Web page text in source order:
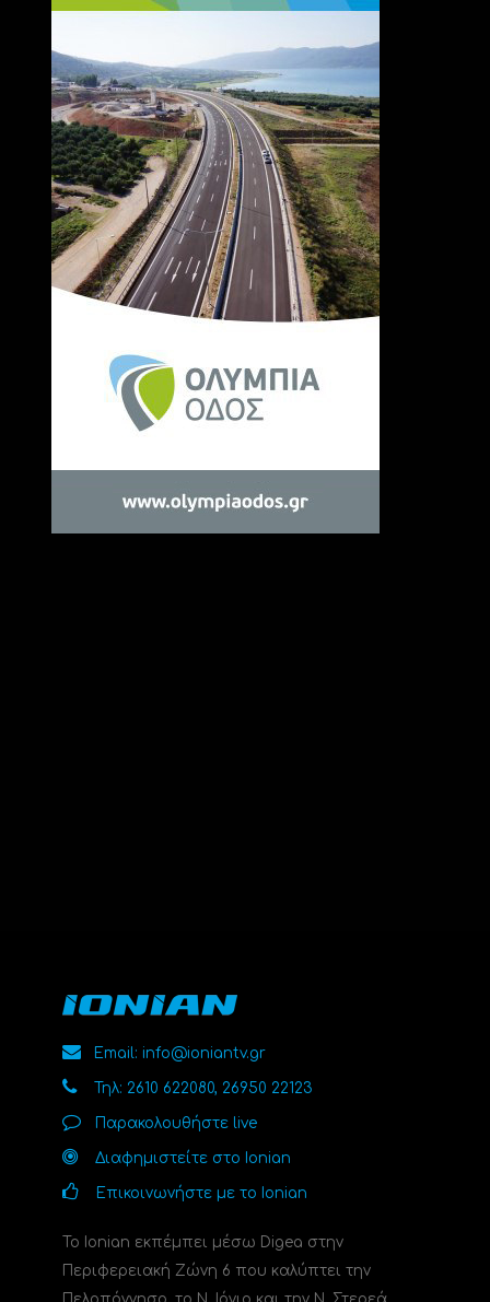
Email: info@ioniantv.gr
Τηλ: 2610 622080, 26950 22123
Παρακολουθήστε live
Διαφημιστείτε στο Ionian
Επικοινωνήστε με το Ionian
Το Ionian εκπέμπει μέσω Digea στην
Περιφερειακή Ζώνη 6 που καλύπτει την